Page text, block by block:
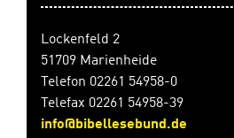
Lockenfeld 2
51709 Marienheide
Telefon 02261 54958-0
Telefax 02261 54958-39
info@bibellesebund.de